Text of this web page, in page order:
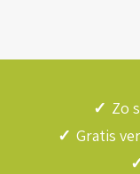
✓ Zo
✓ Gratis